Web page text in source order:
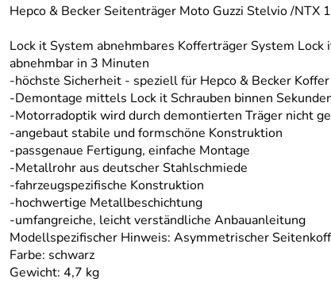
Hepco & Becker Seitenträger Moto Guzzi Stelvio /NTX
Lock it System abnehmbares Kofferträger System
abnehmbar in 3 Minuten
-höchste Sicherheit - speziell für Hepco & Becker
-Demontage mittels Lock it Schrauben binnen
-Motorradoptik wird durch demontierten Träger nicht
-angebaut stabile und formschöne Konstruktion
-passgenaue Fertigung, einfache Montage
-Metallrohr aus deutscher Stahlschmiede
-fahrzeugspezifische Konstruktion
-hochwertige Metallbeschichtung
-umfangreiche, leicht verständliche Anbauanleitung
Modellspezifischer Hinweis: Asymmetrischer
Farbe: schwarz
Gewicht: 4,7 kg